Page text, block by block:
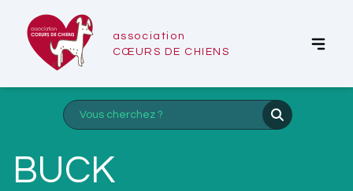
association
CŒURS DE CHIENS
BUCK